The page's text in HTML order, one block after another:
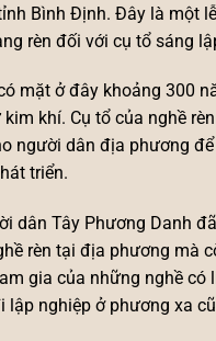
Bình Định. Đây là một
rèn đối với cụ tổ sáng
mặt ở đây khoảng 300
khí. Cụ tổ của nghề
người dân địa phương
triển.
dân Tây Phương Danh
rèn tại địa phương mà
gia của những nghề có
nghiệp ở phương xa